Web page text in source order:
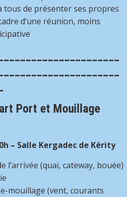
tous de présenter ses propres
d’une réunion, moins
Port et Mouillage
– Salle Kergadec de Kérity
l’arrivée (quai, cateway, bouée)
mouillage (vent, courants